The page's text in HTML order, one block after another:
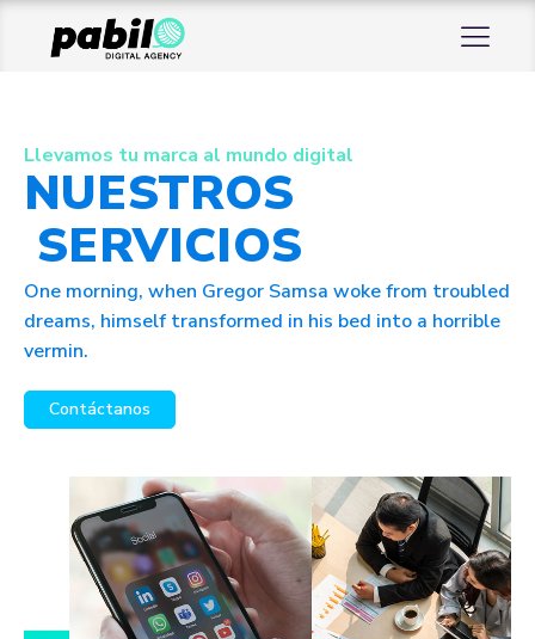
Llevamos tu marca al mundo digital
NUESTROS
SERVICIOS
One morning, when Gregor Samsa woke from troubled
dreams, himself transformed in his bed into a horrible
vermin.
Contáctanos